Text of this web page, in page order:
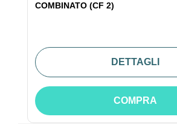
COMBINATO (CF 2)
DETTAGLI
COMPRA